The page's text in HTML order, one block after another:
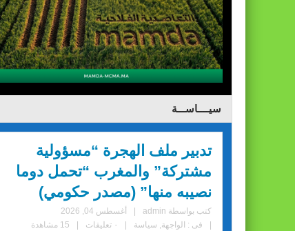
سيــــاســـة
تدبير ملف الهجرة “مسؤولية
مشتركة” والمغرب “تحمل دوما
نصيبه منها” (مصدر حكومي)
كتب بواسطة admin
أغسطس 04, 2026
فى : الواجهة, سياسة ٠ تعليقات 15 مشاهدة